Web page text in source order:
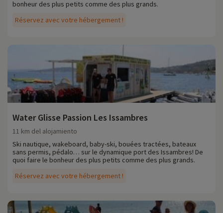
Réservez avec votre hébergement !
bonheur des plus petits comme des plus grands.
Water Glisse Passion Les Issambres
Réservez avec votre hébergement !
11 km del alojamiento
Ski nautique, wakeboard, baby-ski, bouées tractées, bateaux
sans permis, pédalo… sur le dynamique port des Issambres! De
quoi faire le bonheur des plus petits comme des plus grands.